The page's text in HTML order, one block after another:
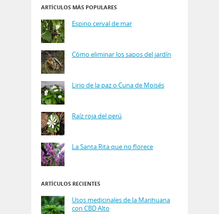
ARTÍCULOS MÁS POPULARES
Espino cerval de mar
Cómo eliminar los sapos del jardín
Lirio de la paz o Cuna de Moisés
Raíz roja del perú
La Santa Rita que no florece
ARTÍCULOS RECIENTES
Usos medicinales de la Marihuana
con CBD Alto